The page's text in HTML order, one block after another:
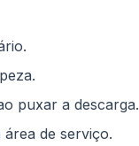
puxar a descarga.
de serviço.